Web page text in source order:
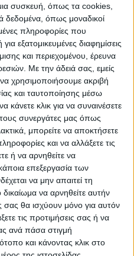
συσκευή, όπως τα cookies,
δεδομένα, όπως μοναδικοί
πληροφορίες που
εξατομικευμένες διαφημίσεις
και περιεχομένου, έρευνα
Με την άδειά σας, εμείς
να χρησιμοποιήσουμε ακριβή
και ταυτοποίησης μέσω
κλικ για να συναινέσετε
συνεργάτες μας όπως
μπορείτε να αποκτήσετε
και να αλλάξετε τις
ή να αρνηθείτε να
επεξεργασία των
να μην απαιτεί τη
να αρνηθείτε αυτήν
σας θα ισχύουν μόνο για αυτόν
τις προτιμήσεις σας ή να
ανά πάσα στιγμή
και κάνοντας κλικ στο
της Δόξας